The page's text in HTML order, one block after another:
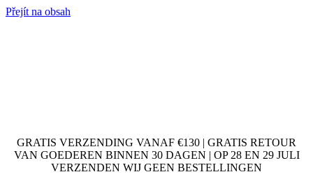
Přejít na obsah
GRATIS VERZENDING VANAF €130 | GRATIS RETOUR
VAN GOEDEREN BINNEN 30 DAGEN | OP 28 EN 29 JULI
VERZENDEN WIJ GEEN BESTELLINGEN